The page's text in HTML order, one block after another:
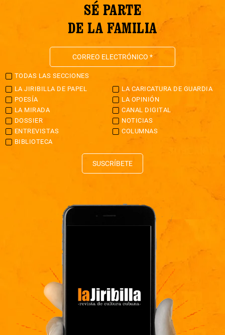
SÉ PARTE
DE LA FAMILIA
TODAS LAS SECCIONES
LA JIRIBILLA DE PAPEL
LA CARICATURA DE GUARDIA
POESÍA
LA OPINIÓN
LA MIRADA
CANAL DIGITAL
DOSSIER
NOTICIAS
ENTREVISTAS
COLUMNAS
BIBLIOTECA
SUSCRÍBETE